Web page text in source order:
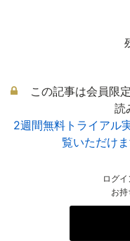
この記事は会員限
読
2週間無料トライアル
覧いただけ
ログ
お